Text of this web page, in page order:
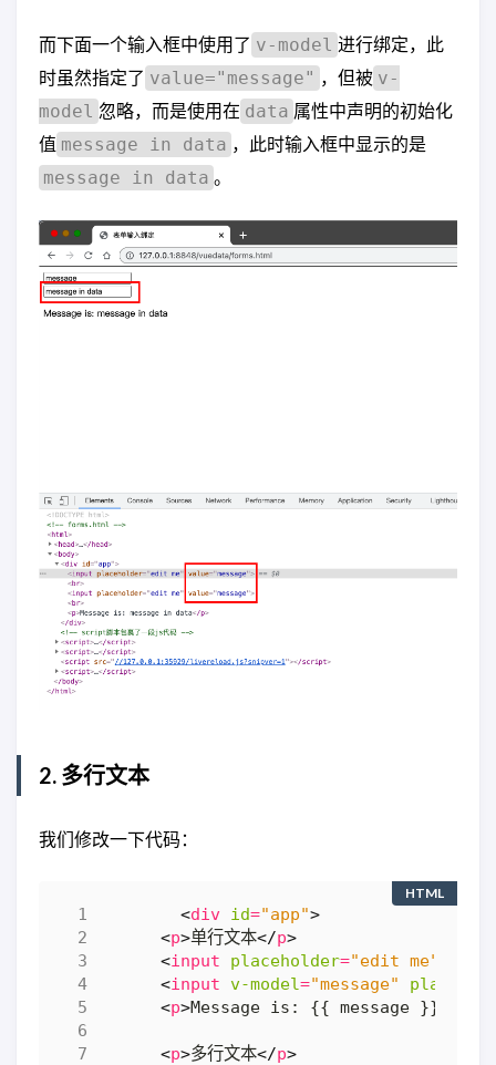
而下面一个输入框中使用了 v-model 进行绑定，此
时虽然指定了 value="message" ，但被 v-
model 忽略，而是使用在 data 属性中声明的初始化
值 message in data ，此时输入框中显示的是
message in data 。
2. 多行文本
我们修改一下代码：
<div id="app">
<p>单行文本</p>
<input placeholder="edit me"
<input v-model="message"
<p>Message is: {{ message }}
<p>多行文本</p>
HTML